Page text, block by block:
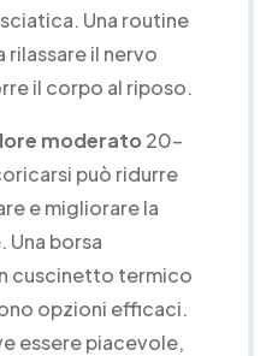
Una routine
rilassare il nervo
il corpo al riposo.
moderato 20-
può ridurre
e migliorare la
borsa
cuscinetto termico
opzioni efficaci.
essere piacevole,